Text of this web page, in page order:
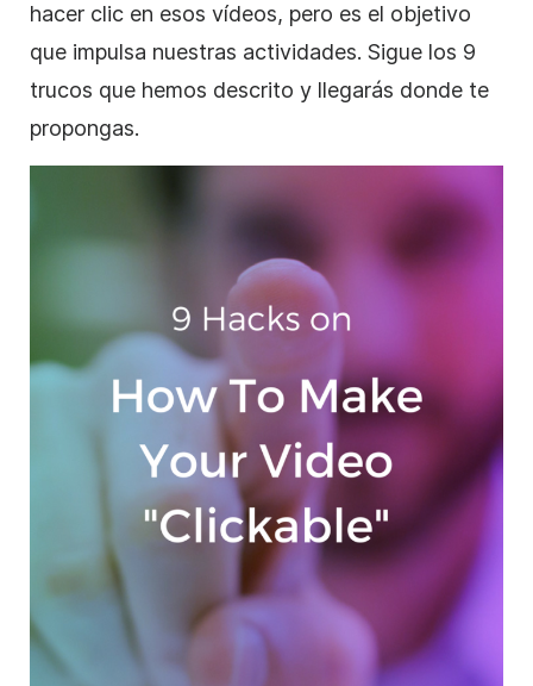
hacer clic en esos vídeos, pero es el objetivo
que impulsa nuestras actividades. Sigue los 9
trucos que hemos descrito y llegarás donde te
propongas.